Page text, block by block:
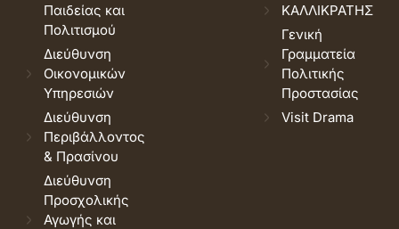
Παιδείας και
Πολιτισμού
Διεύθυνση
Οικονομικών
Υπηρεσιών
Διεύθυνση
Περιβάλλοντος
& Πρασίνου
Διεύθυνση
Προσχολικής
Αγωγής και
ΚΑΛΛΙΚΡΑΤΗΣ
Γενική
Γραμματεία
Πολιτικής
Προστασίας
Visit Drama